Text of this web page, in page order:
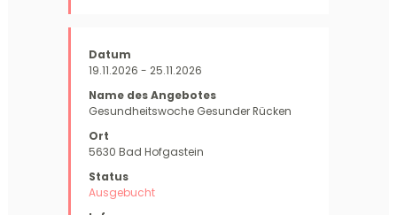
19.11.2026 - 25.11.2026
Gesundheitswoche Gesunder Rücken
5630 Bad Hofgastein
Ausgebucht